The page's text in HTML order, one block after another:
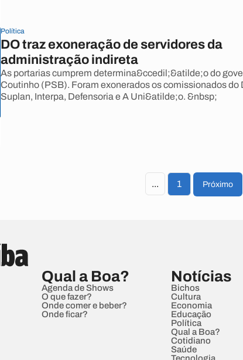
Política
DO traz exoneração de servidores da
administração indireta
As portarias cumprem determina&ccedil;&atilde;o do
Coutinho (PSB). Foram exonerados os comissionados do
Suplan, Interpa, Defensoria e A Uni&atilde;o. &nbsp;
... 1 Próximo
Qual a Boa?
Agenda de Shows
O que fazer?
Onde comer e beber?
Onde ficar?
Notícias
Bichos
Cultura
Economia
Educação
Política
Qual a Boa?
Cotidiano
Saúde